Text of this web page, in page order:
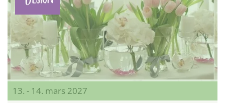
13. - 14. mars 2027